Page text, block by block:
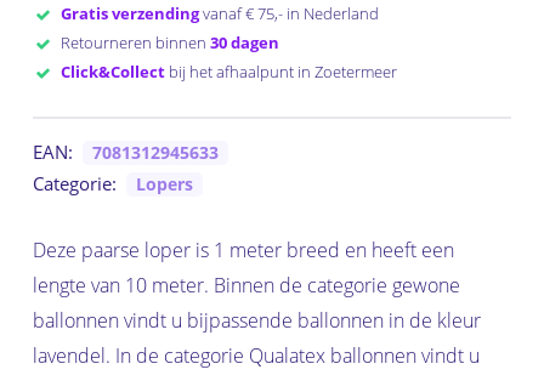
Gratis verzendingvanaf € 75,- in Nederland
Retourneren binnen 30 dagen
Click&Collectbij het afhaalpunt in Zoetermeer
EAN: 7081312945633
Categorie: Lopers
Deze paarse loper is 1 meter breed en heeft een
lengte van 10 meter. Binnen de categorie gewone
ballonnen vindt u bijpassende ballonnen in de kleur
lavendel. In de categorie Qualatex ballonnen vindt u